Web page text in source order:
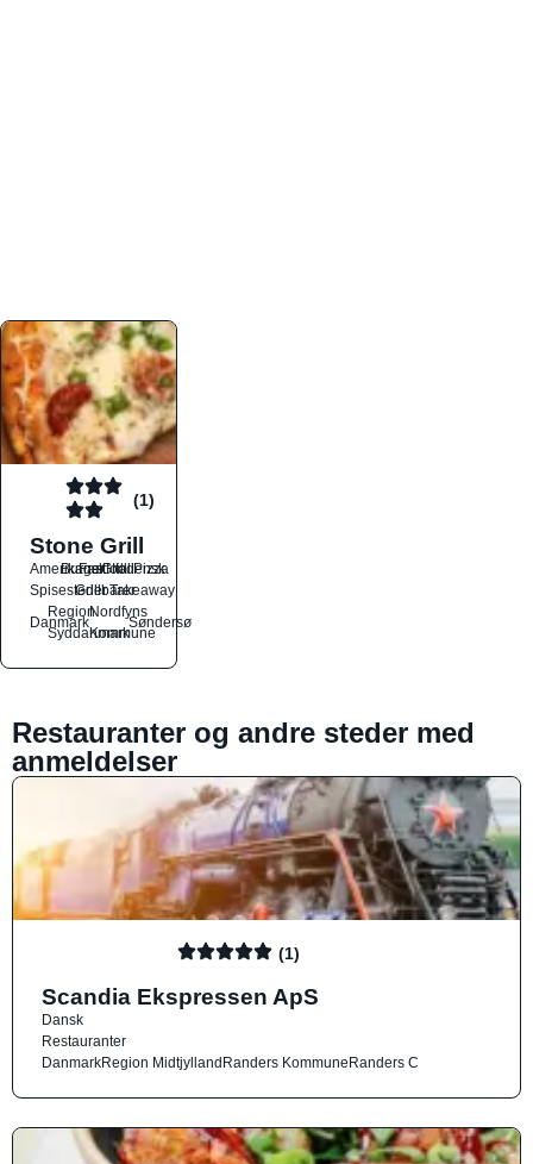
(1)
Stone Grill
Amerikansk
Burger
Fastfood
Grill
Italiensk
Pizza
SpisestederGrillbarerTakeaway
Danmark
Region
Syddanmark
Nordfyns
Kommune
Søndersø
Restauranter og andre steder med
anmeldelser
(1)
Scandia Ekspressen ApS
Dansk
Restauranter
DanmarkRegion MidtjyllandRanders KommuneRanders C